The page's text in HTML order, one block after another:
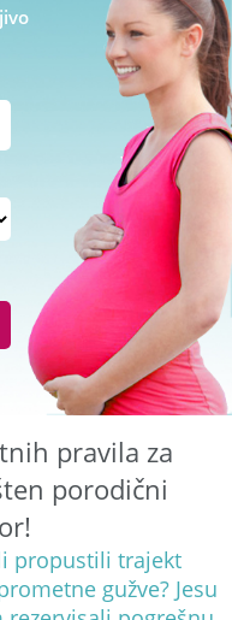
pravila za
porodični
propustili trajekt
gužve? Jesu